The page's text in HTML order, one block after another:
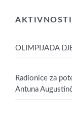
AKTIVNOSTI
OLIMPIJADA
Radionice za
Antuna